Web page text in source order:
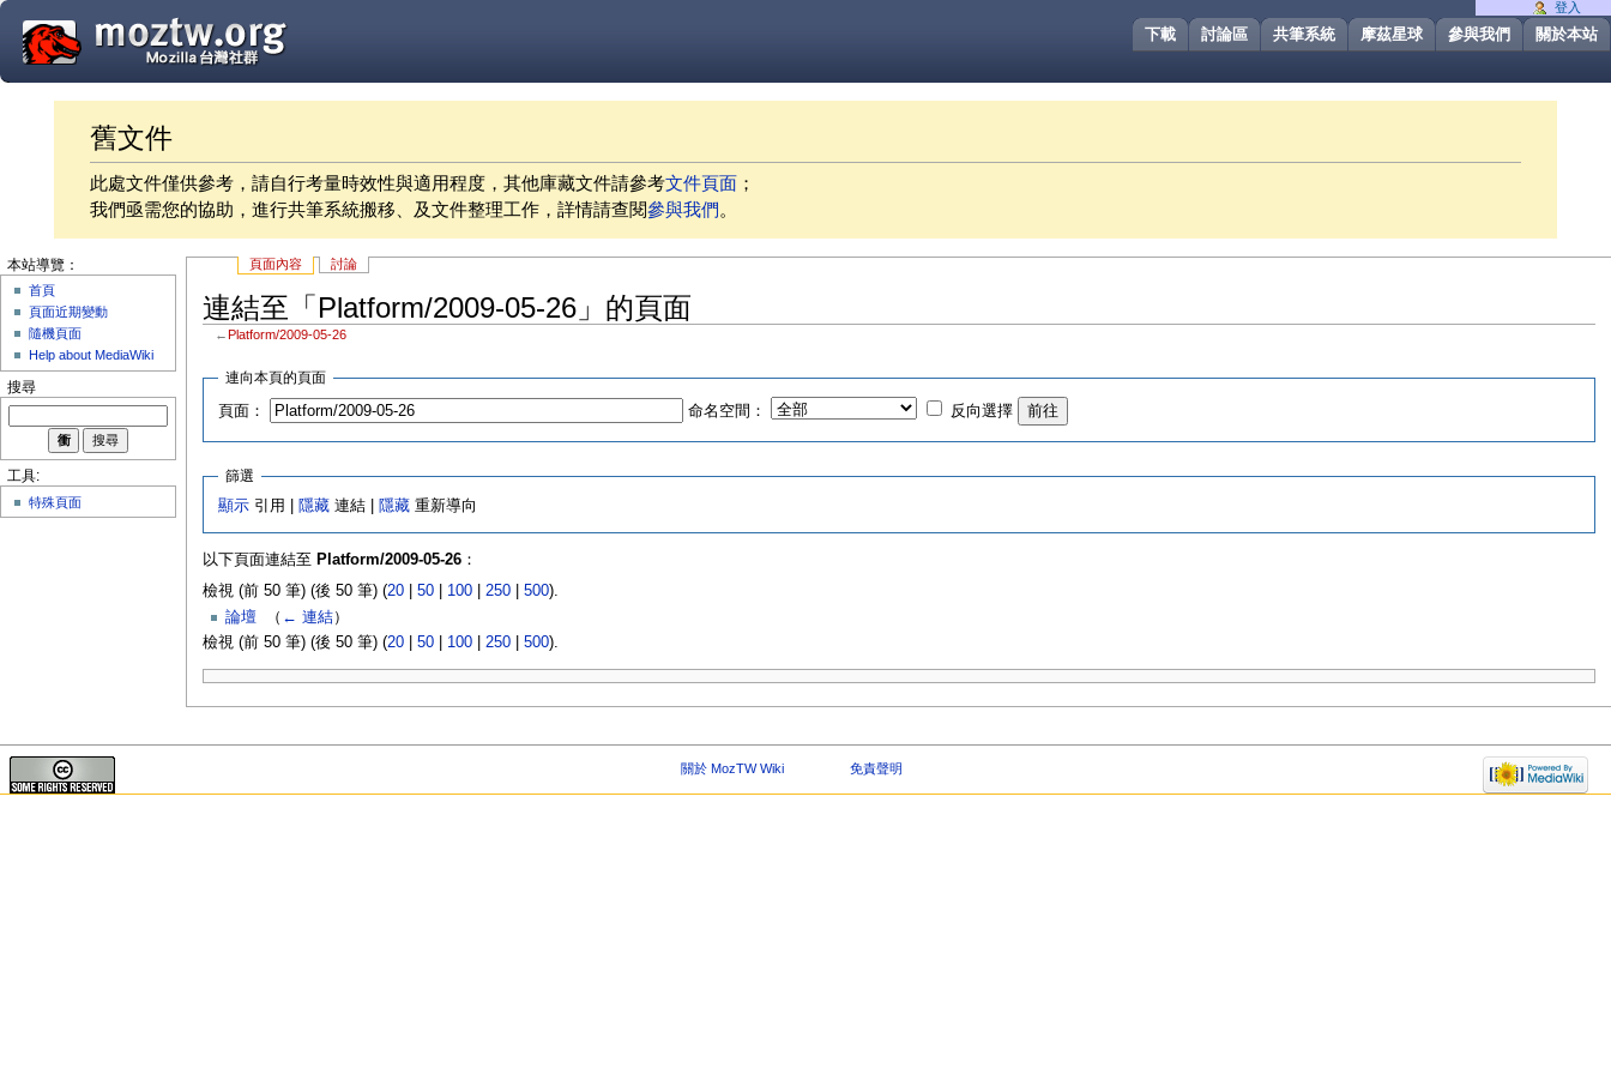
關於本站
參與我們
摩茲星球
共筆系統
討論區
下載
舊文件
此處文件僅供參考，請自行考量時效性與適用程度，其他庫藏文件請參考文件頁面 ；
我們亟需您的協助，進行共筆系統搬移、及文件整理工作，詳情請查閱參與我們。
頁面內容 討論
連結至「Platform/2009-05-26」的頁面
← Platform/2009-05-26
連向本頁的頁面
頁面： 命名空間： 反向選擇
篩選
顯示 引用 | 隱藏 連結 | 隱藏 重新導向
以下頁面連結至 Platform/2009-05-26：
檢視 (前 50 筆) (後 50 筆) (20| 50| 100| 250| 500).
論壇
（ ← 連結）
檢視 (前 50 筆) (後 50 筆) (20| 50| 100| 250| 500).
登入
本站導覽：
首頁
頁面近期變動
隨機頁面
Help about MediaWiki
搜尋
工具:
特殊頁面
關於 MozTW Wiki 免責聲明